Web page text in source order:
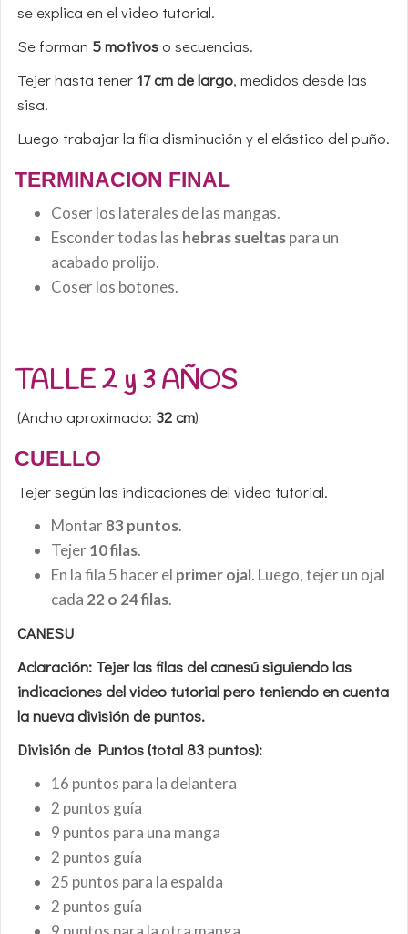
se explica en el video tutorial.
Se forman 5 motivoso secuencias.
Tejer hasta tener17 cm de largo, medidos desde las
sisa.
Luego trabajar la fila disminución y el elástico del puño.
TERMINACION FINAL
Coser los laterales de las mangas.
Esconder todas las hebras sueltaspara un
acabado prolijo.
Coser los botones.
TALLE 2 y 3 AÑOS
(Ancho aproximado: 32 cm)
CUELLO
Tejer según las indicaciones del video tutorial.
Montar83 puntos.
Tejer10 filas.
En la fila 5 hacer el primer ojal. Luego, tejer un ojal
cada 22 o 24 filas.
CANESU
Aclaración: Tejer las filas del canesú siguiendo las
indicaciones del video tutorial pero teniendo en cuenta
la nueva división de puntos.
División de Puntos (total 83 puntos):
16 puntos para la delantera
2 puntos guía
9 puntos para una manga
2 puntos guía
25 puntos para la espalda
2 puntos guía